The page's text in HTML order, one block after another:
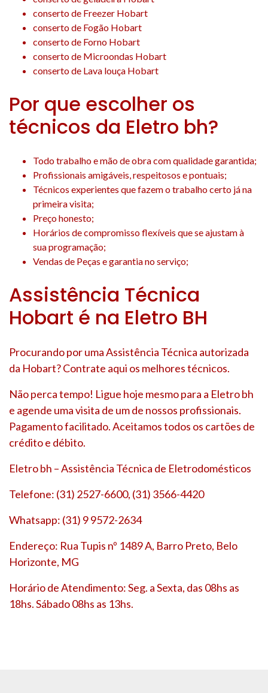
conserto de Freezer Hobart
conserto de Fogão Hobart
conserto de Forno Hobart
conserto de Microondas Hobart
conserto de Lava louça Hobart
Por que escolher os
técnicos da Eletro bh?
Todo trabalho e mão de obra com qualidade garantida;
Profissionais amigáveis, respeitosos e pontuais;
Técnicos experientes que fazem o trabalho certo já na
primeira visita;
Preço honesto;
Horários de compromisso flexíveis que se ajustam à
sua programação;
Vendas de Peças e garantia no serviço;
Assistência Técnica
Hobart é na Eletro BH
Procurando por uma Assistência Técnica autorizada
da Hobart? Contrate aqui os melhores técnicos.
Não perca tempo! Ligue hoje mesmo para a Eletro bh
e agende uma visita de um de nossos profissionais.
Pagamento facilitado. Aceitamos todos os cartões de
crédito e débito.
Eletro bh – Assistência Técnica de Eletrodomésticos
Telefone: (31) 2527-6600, (31) 3566-4420
Whatsapp: (31) 9 9572-2634
Endereço: Rua Tupis nº 1489 A, Barro Preto, Belo
Horizonte, MG
Horário de Atendimento: Seg. a Sexta, das 08hs as
18hs. Sábado 08hs as 13hs.